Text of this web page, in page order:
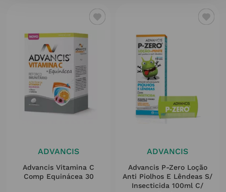
ADVANCIS
Advancis Vitamina C
Comp Equinácea 30
ADVANCIS
Advancis P-Zero Loção
Anti Piolhos E Lêndeas S/
Insecticida 100ml C/